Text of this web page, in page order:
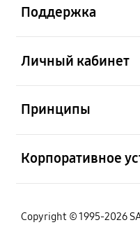
Поддержка
Личный кабинет
Принципы
Корпоративное
Copyright © 1995-2026